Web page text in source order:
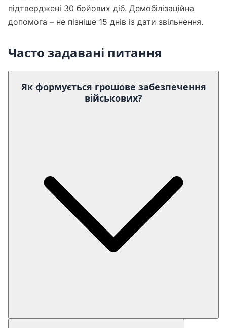
підтверджені 30 бойових діб. Демобілізаційна
допомога – не пізніше 15 днів із дати звільнення.
Часто задавані питання
Як формується грошове забезпечення
військових?